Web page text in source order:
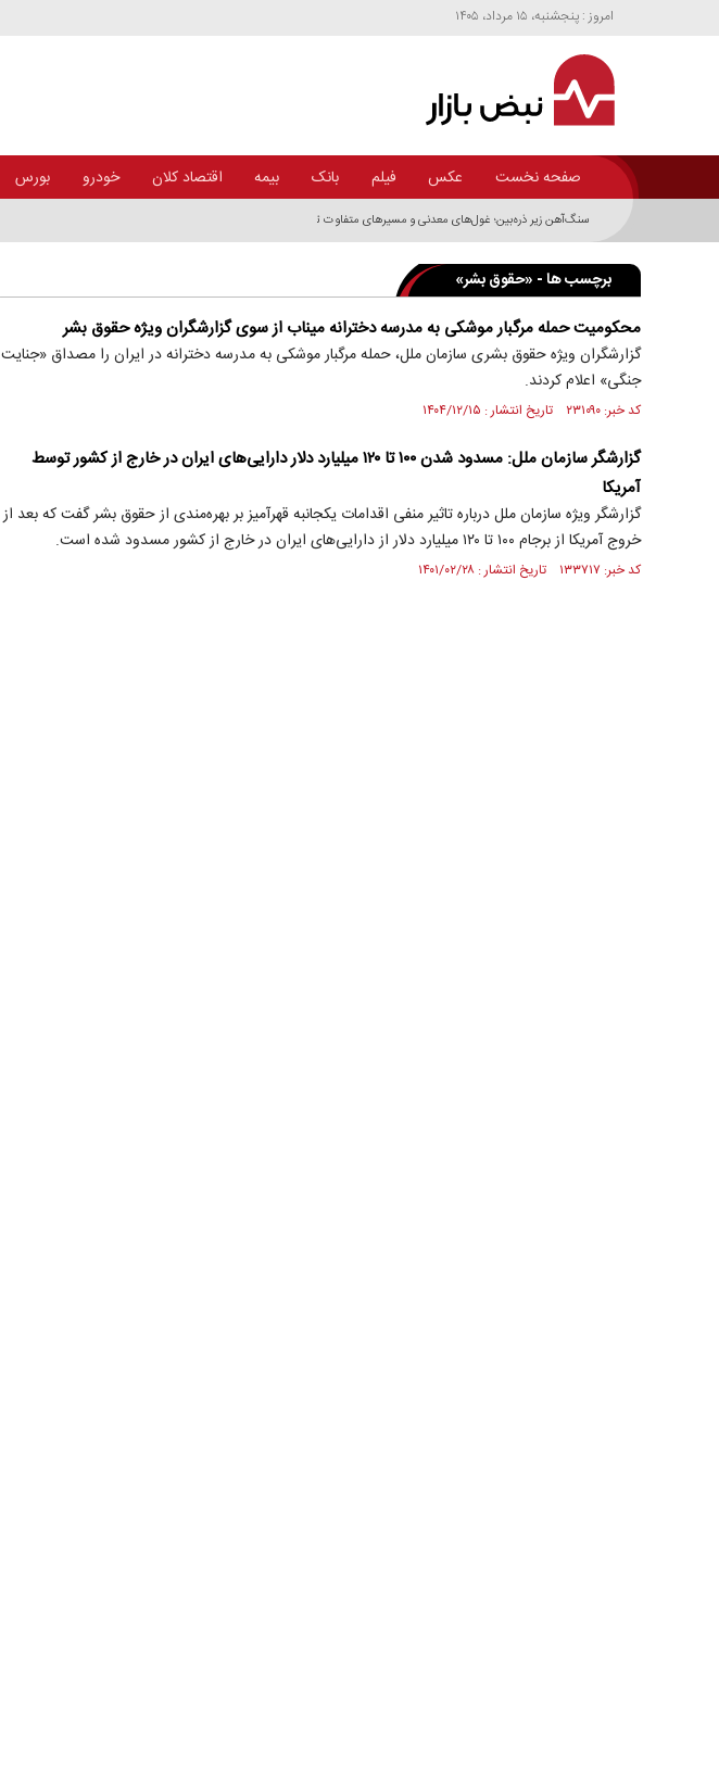
امروز : پنجشنبه، ۱۵ مرداد، ۱۴۰۵
صفحه نخست عکس فیلم بانک بیمه اقتصاد کلان خودرو بورس
سنگ‌آهن زیر ذره‌بین؛ غول‌های معدنی و مسیر‌های متفاوت توسعه زنجیره فولاد + اینفوگرافی
برچسب ها - «حقوق بشر»
محکومیت حمله مرگبار موشکی به مدرسه دخترانه میناب از سوی گزارشگران ویژه حقوق بشر
گزارشگران ویژه حقوق بشری سازمان ملل، حمله مرگبار موشکی به مدرسه دخترانه در ایران را مصداق «جنایت
جنگی» اعلام کردند.
کد خبر: ۲۳۱۰۹۰ تاریخ انتشار : ۱۴۰۴/۱۲/۱۵
گزارشگر سازمان ملل: مسدود شدن ۱۰۰ تا ۱۲۰ میلیارد دلار دارایی‌های ایران در خارج از کشور توسط
آمریکا
گزارشگر ویژه سازمان ملل درباره تاثیر منفی اقدامات یکجانبه قهرآمیز بر بهره‌مندی از حقوق بشر گفت که بعد از
خروج آمریکا از برجام ۱۰۰ تا ۱۲۰ میلیارد دلار از دارایی‌های ایران در خارج از کشور مسدود شده است.
کد خبر: ۱۳۳۷۱۷ تاریخ انتشار : ۱۴۰۱/۰۲/۲۸